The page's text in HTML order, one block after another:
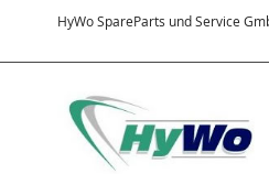
HyWo SpareParts und Service